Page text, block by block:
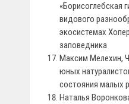
«Борисоглебская
видового
экосистемах
заповедника
Максим Мелехин,
юных
состояния малых
Наталья